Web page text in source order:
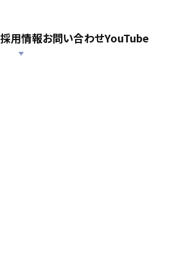
採用情報お問い合わせYouTube